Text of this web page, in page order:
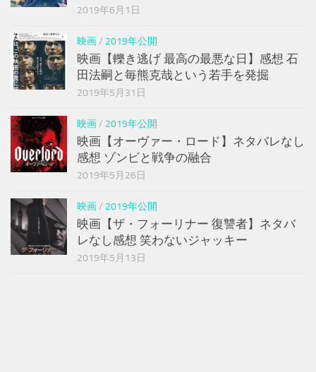
2019年6月1日
映画/ 2019年公開
映画【轢き逃げ 最高の最悪な日】感想 石
田法嗣と毎熊克哉という若手を発掘
2019年5月31日
映画/ 2019年公開
映画【オーヴァー・ロード】ネタバレなし
感想 ゾンビと戦争の融合
2019年5月26日
映画/ 2019年公開
映画【ザ・フォーリナー 復讐者】ネタバ
レなし感想 笑わないジャッキー
2019年5月13日